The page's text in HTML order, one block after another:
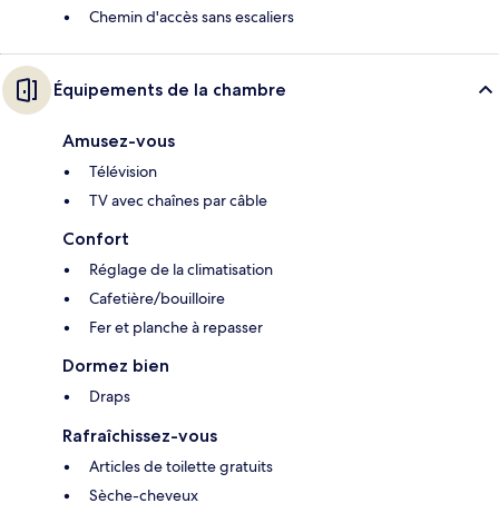
Chemin d'accès sans escaliers
Équipements de la chambre
Amusez-vous
Télévision
TV avec chaînes par câble
Confort
Réglage de la climatisation
Cafetière/bouilloire
Fer et planche à repasser
Dormez bien
Draps
Rafraîchissez-vous
Articles de toilette gratuits
Sèche-cheveux